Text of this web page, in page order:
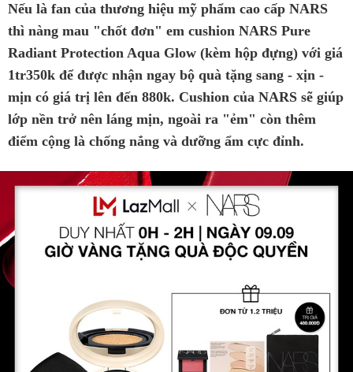
Nếu là fan của thương hiệu mỹ phẩm cao cấp NARS
thì nàng mau "chốt đơn" em cushion NARS Pure
Radiant Protection Aqua Glow (kèm hộp đựng) với giá
1tr350k để được nhận ngay bộ quà tặng sang - xịn -
mịn có giá trị lên đến 880k. Cushion của NARS sẽ giúp
lớp nền trở nên láng mịn, ngoài ra "ẻm" còn thêm
điểm cộng là chống nắng và dưỡng ẩm cực đỉnh.